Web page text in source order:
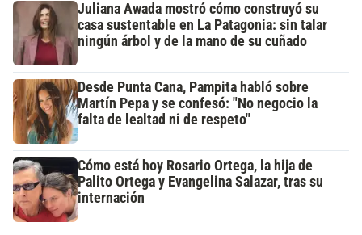
Juliana Awada mostró cómo construyó su
casa sustentable en La Patagonia: sin talar
ningún árbol y de la mano de su cuñado
Desde Punta Cana, Pampita habló sobre
Martín Pepa y se confesó: "No negocio la
falta de lealtad ni de respeto"
Cómo está hoy Rosario Ortega, la hija de
Palito Ortega y Evangelina Salazar, tras su
internación